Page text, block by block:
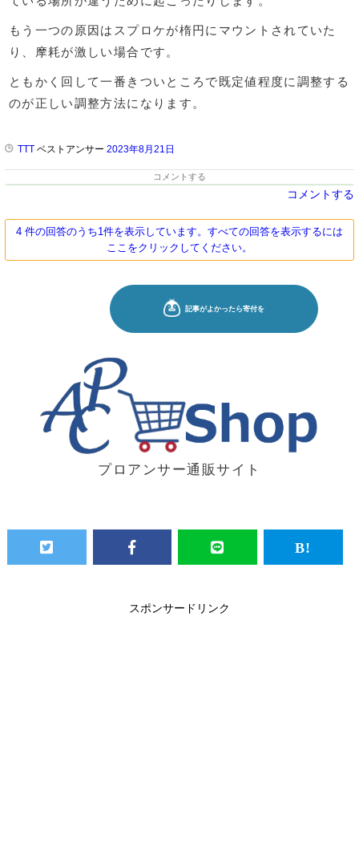
もう一つの原因はスプロケが楕円にマウントされていた
り、摩耗が激しい場合です。
ともかく回して一番きついところで既定値程度に調整する
のが正しい調整方法になります。
TTT ベストアンサー 2023年8月21日
コメントする
コメントする
4 件の回答のうち1件を表示しています。すべての回答を表示するには
ここをクリックしてください。
プロアンサー通販サイト
スポンサードリンク